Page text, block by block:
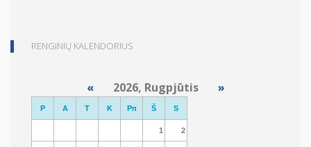
RENGINIŲ KALENDORIUS
«2026, Rugpjūtis »
P A T K Pn Š S
1 2